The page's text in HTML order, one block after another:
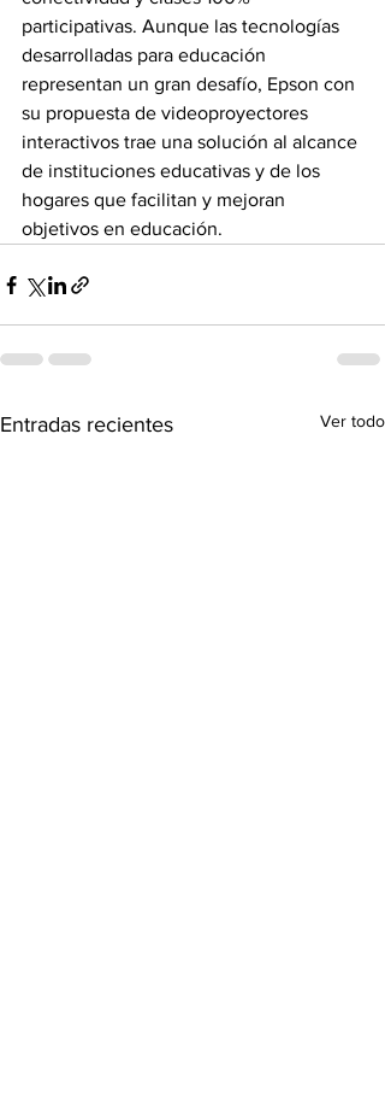
participativas. Aunque las tecnologías
desarrolladas para educación
representan un gran desafío, Epson con
su propuesta de videoproyectores
interactivos trae una solución al alcance
de instituciones educativas y de los
hogares que facilitan y mejoran
objetivos en educación.
Entradas recientes Ver todo